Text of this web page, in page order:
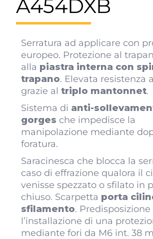
A454DXB
Serratura ad applicare con
europeo. Protezione al
alla piastra interna con
trapano. Elevata resistenza
grazie altriplo mantonnet.
Sistema di anti-
gorges che impedisce la
manipolazione mediante
foratura.
Saracinesca che blocca la
caso di effrazione qualora il
venisse spezzato o sfilato in
chiuso. Scarpetta porta
sfilamento.
l’installazione di una
mediante fori da M6 int. 38